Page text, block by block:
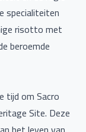
specialiteiten
risotto met
beroemde
tijd om Sacro
Site. Deze